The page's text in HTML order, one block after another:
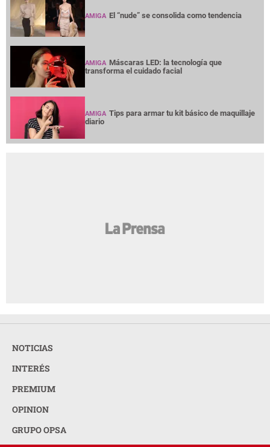
AMIGA El “nude” se consolida como tendencia
AMIGA Máscaras LED: la tecnología que
transforma el cuidado facial
AMIGA Tips para armar tu kit básico de maquillaje
diario
NOTICIAS
INTERÉS
PREMIUM
OPINION
GRUPO OPSA